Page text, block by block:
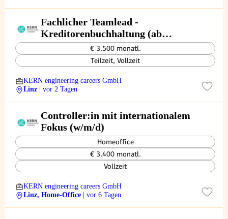
Fachlicher Teamlead -
Kreditorenbuchhaltung (ab
30h/Woche) (w/m/d)
€ 3.500 monatl.
Teilzeit, Vollzeit
KERN engineering careers GmbH
Linz
| vor 2 Tagen
Controller:in mit internationalem
Fokus (w/m/d)
Homeoffice
€ 3.400 monatl.
Vollzeit
KERN engineering careers GmbH
Linz, Home-Office
| vor 6 Tagen